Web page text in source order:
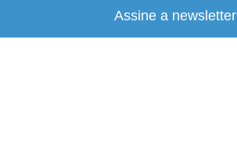
Assine a newsletter